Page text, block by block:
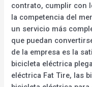
contrato, cumplir con
la competencia del
un servicio más
que puedan
de la empresa es la
bicicleta eléctrica
eléctrica Fat Tire, las